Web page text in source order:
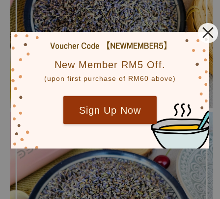
New Member RM5 Off.
(upon first purchase of RM60 above)
Sign Up Now